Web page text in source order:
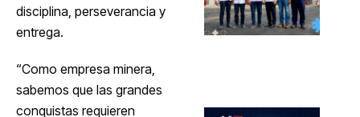
disciplina, perseverancia y
entrega.
“Como empresa minera,
sabemos que las grandes
conquistas requieren